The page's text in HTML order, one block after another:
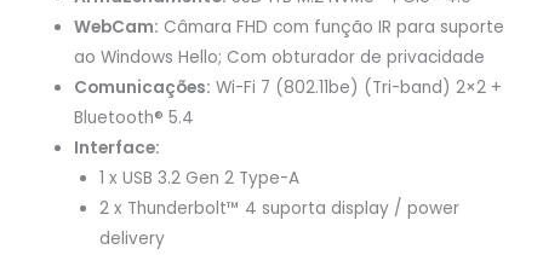
WebCam: Câmara FHD com função IR para suporte
ao Windows Hello; Com obturador de privacidade
Comunicações: Wi-Fi 7 (802.11be) (Tri-band) 2×2 +
Bluetooth® 5.4
Interface:
1 x USB 3.2 Gen 2 Type-A
2 x Thunderbolt™ 4 suporta display / power
delivery